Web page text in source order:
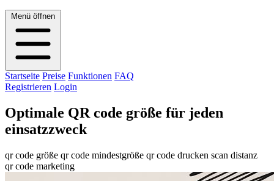
Menü öffnen
Startseite Preise Funktionen FAQ
Registrieren Login
Optimale QR code größe für jeden
einsatzzweck
qr code größe qr code mindestgröße qr code drucken scan distanz
qr code marketing